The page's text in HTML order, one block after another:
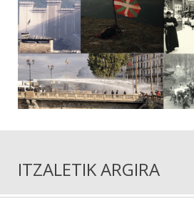
ITZALETIK ARGIRA